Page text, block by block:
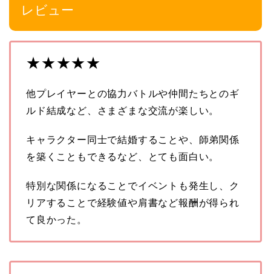
レビュー
★★★★★
他プレイヤーとの協力バトルや仲間たちとのギ
ルド結成など、さまざまな交流が楽しい。
キャラクター同士で結婚することや、師弟関係
を築くこともできるなど、とても面白い。
特別な関係になることでイベントも発生し、ク
リアすることで経験値や肩書など報酬が得られ
て良かった。